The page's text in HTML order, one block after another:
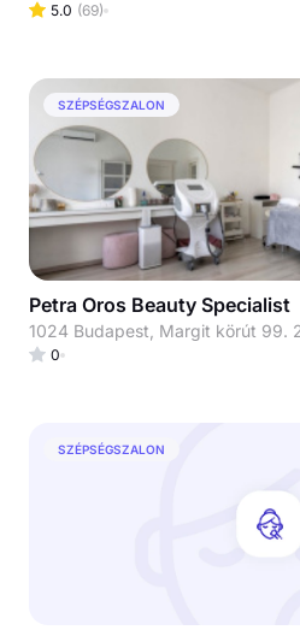
5.0 (69)
SZÉPSÉGSZALON
Petra Oros Beauty Specialist
1024 Budapest, Margit körút 99.
0
SZÉPSÉGSZALON